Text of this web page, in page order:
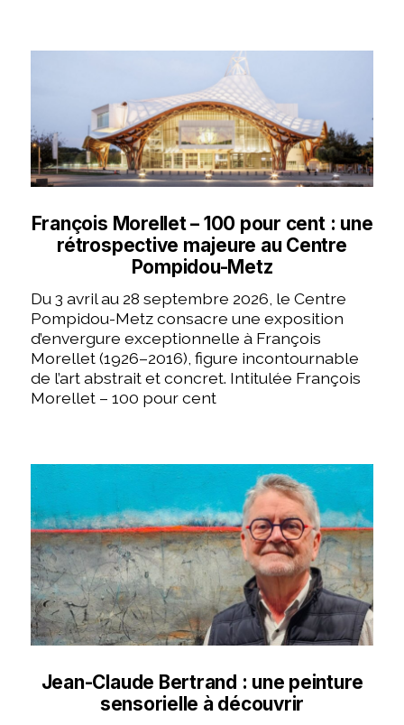
François Morellet – 100 pour cent : une
rétrospective majeure au Centre
Pompidou-Metz
Du 3 avril au 28 septembre 2026, le Centre
Pompidou-Metz consacre une exposition
d’envergure exceptionnelle à François
Morellet (1926–2016), figure incontournable
de l’art abstrait et concret. Intitulée François
Morellet – 100 pour cent
Jean-Claude Bertrand : une peinture
sensorielle à découvrir